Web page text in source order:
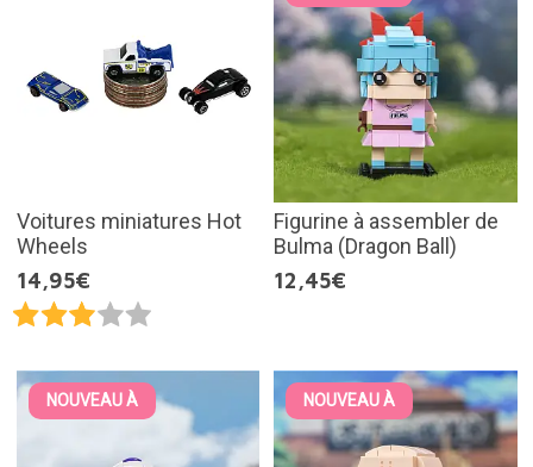
Voitures miniatures Hot
Wheels
14,95€
Figurine à assembler de
Bulma (Dragon Ball)
12,45€
NOUVEAU À NOUVEAU À